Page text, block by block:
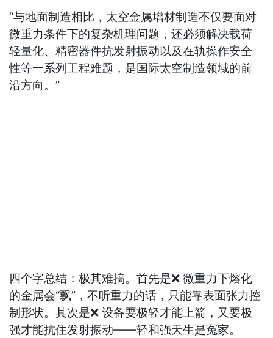
“与地面制造相比，太空金属增材制造不仅要面对
微重力条件下的复杂机理问题，还必须解决载荷
轻量化、精密器件抗发射振动以及在轨操作安全
性等一系列工程难题，是国际太空制造领域的前
沿方向。”
四个字总结：极其难搞。首先是❌ 微重力下熔化
的金属会“飘”，不听重力的话，只能靠表面张力控
制形状。其次是❌ 设备要极轻才能上箭，又要极
强才能抗住发射振动——轻和强天生是冤家。